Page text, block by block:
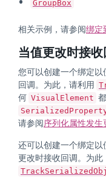
GroupBox
相关示例，请参阅绑定
当值更改时接收
您可以创建一个绑定
回调。为此，请利用
何 VisualElement
请参阅序列化属性发生
还可以创建一个绑定
更改时接收回调。为此